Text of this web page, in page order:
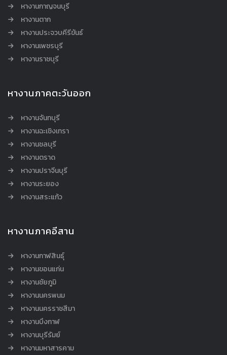
หางานกาญจนบุรี
หางานตาก
หางานประจวบคีรีขันธ์
หางานเพชรบุรี
หางานราชบุรี
หางานภาคตะวันออก
หางานจันทบุรี
หางานฉะเชิงเทรา
หางานชลบุรี
หางานตราด
หางานปราจีนบุรี
หางานระยอง
หางานสระแก้ว
หางานภาคอีสาน
หางานกาฬสินธุ์
หางานขอนแก่น
หางานชัยภูมิ
หางานนครพนม
หางานนครราชสีมา
หางานบึงกาฬ
หางานบุรีรัมย์
หางานมหาสารคาม